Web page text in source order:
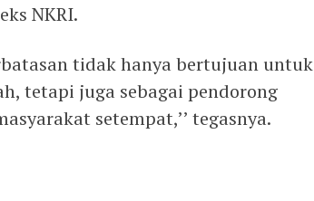
NKRI.
tidak hanya bertujuan untuk
tetapi juga sebagai pendorong
setempat,’’ tegasnya.